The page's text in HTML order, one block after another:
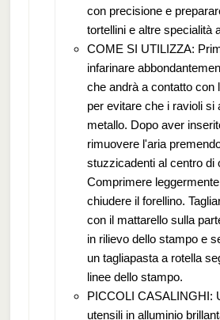
con precisione e
tortellini e altre specialità
COME SI UTILIZZA:
infarinare
che andrà a contatto con
per evitare che i ravioli si
metallo. Dopo aver
rimuovere l'aria
stuzzicadenti al centro di
Comprimere
chiudere il forellino.
con il mattarello sulla
in rilievo dello stampo e
un tagliapasta a rotella
linee dello stampo.
PICCOLI CASALINGHI:
utensili in alluminio